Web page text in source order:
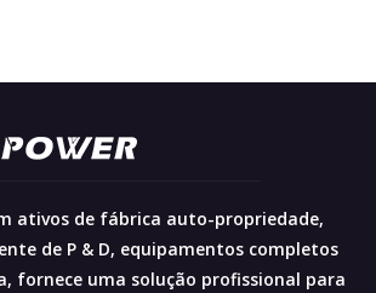
ativos de fábrica auto-propriedade,
de P & D, equipamentos completos
fornece uma solução profissional para